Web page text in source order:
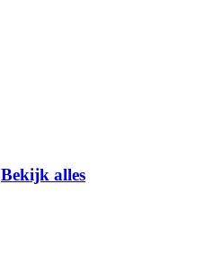
Bekijk alles